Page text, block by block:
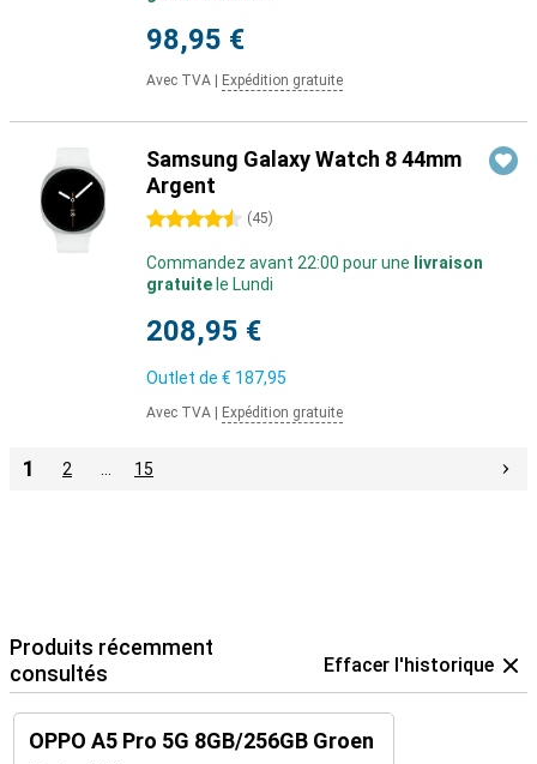
98,95 €
Avec TVA Expédition gratuite
Samsung Galaxy Watch 8 44mm
Argent
4.5 étoiles (45)
Commandez avant 22:00 pour une livraison
gratuite le Lundi
208,95 €
Outlet de € 187,95
Avec TVA Expédition gratuite
1 2 15
Produits récemment
consultés
Effacer l'historique
OPPO A5 Pro 5G 8GB/256GB Groen